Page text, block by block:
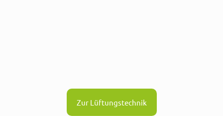
Zur Lüftungstechnik